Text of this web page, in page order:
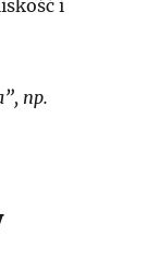
i
np.